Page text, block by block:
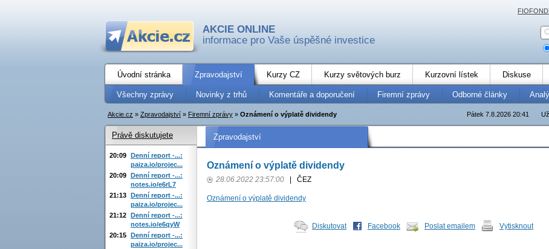
AKCIE ONLINE
informace pro Vaše úspěšné investice
Úvodní stránka Zpravodajství Kurzy CZ Kurzy světových burz Kurzovní lístek Diskuse
Všechny zprávy Novinky z trhů Komentáře a doporučení Firemní zprávy Odborné články
Pátek 7.8.2026 20:41
Akcie.cz » Zpravodajství » Firemní zprávy » Oznámení o výplatě dividendy
Zpravodajství
Oznámení o výplatě dividendy
28.06.2022 23:57:00 ČEZ
Oznámení o výplatě dividendy
Diskutovat Facebook Poslat emailem Vytisknout
Právě diskutujete
20:09 Denní report -...:
paiza.io/projec...
20:09 Denní report -...:
notes.io/e6rL7
21:13 Denní report -...:
paiza.io/projec...
21:12 Denní report -...:
notes.io/e6qyW
20:15 Denní report -...:
paiza.io/projec...